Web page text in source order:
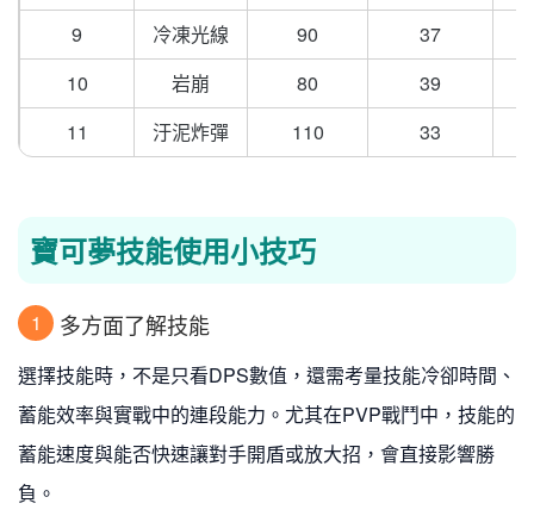
9
冷凍光線 90
37
10
岩崩 80
39
11
汙泥炸彈 110 33
寶可夢技能使用小技巧
1 多方面了解技能
選擇技能時，不是只看DPS數值，還需考量技能冷卻時間、
蓄能效率與實戰中的連段能力。尤其在PVP戰鬥中，技能的
蓄能速度與能否快速讓對手開盾或放大招，會直接影響勝
負。